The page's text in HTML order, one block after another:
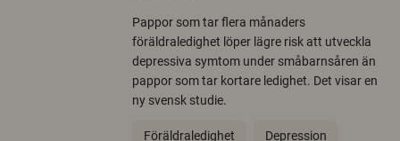
Pappor som tar flera månaders
föräldraledighet löper lägre risk att utveckla
depressiva symtom under småbarnsåren än
pappor som tar kortare ledighet. Det visar en
ny svensk studie.
Föräldraledighet Depression